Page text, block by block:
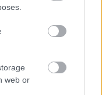
web or
tünetet ne